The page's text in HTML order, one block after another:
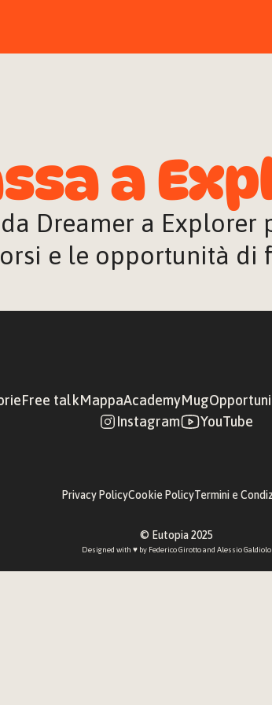
a
Dreamer a Explorer
e le opportunità di
Free talkMappaAcademyMug
Instagram
YouTube
Privacy PolicyCookie PolicyTermini e
© Eutopia 2025
Designed with ♥︎ by Federico Girotto and Alessio Galdiolo